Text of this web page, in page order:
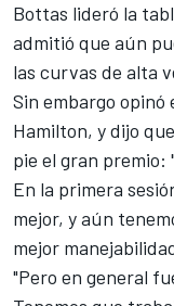
Bottas lideró la
admitió que aún
las curvas de alta
Sin embargo opinó
Hamilton, y dijo
pie el gran premio:
En la primera
mejor, y aún
mejor
"Pero en general